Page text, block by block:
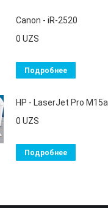
Canon - iR-2520
0 UZS
Подробнее
HP - LaserJet Pro M15a
0 UZS
Подробнее